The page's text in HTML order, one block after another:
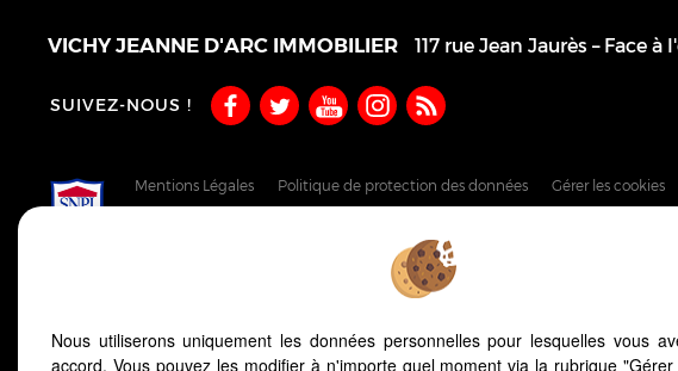
VICHY JEANNE D'ARC IMMOBILIER 117 rue Jean Jaurès – Face
SUIVEZ-NOUS !
Mentions Légales Politique de protection des données Gérer les cookies
Accès Propriétaire
Afin de vous offrir un confort de lecture permanent, depuis votre PC,
Nous utiliserons uniquement les données personnelles pour lesquelles vous
accord. Vous pouvez les modifier à n'importe quel moment via la rubrique